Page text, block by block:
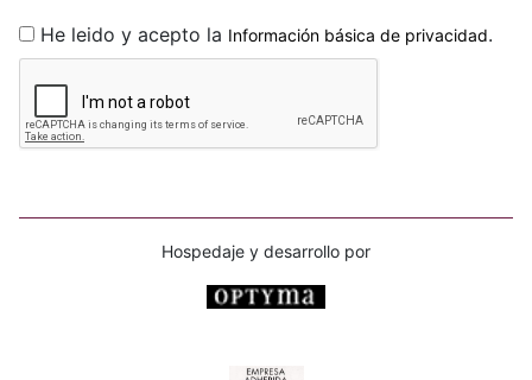
He leido y acepto la Información básica de privacidad.
Hospedaje y desarrollo por